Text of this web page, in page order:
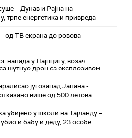
– Дунав и Рајна на
трпе енергетика и привреда
од ТВ екрана до ровова
напада у Лајпцигу, возач
шутнуо дрон са експлозивом
југозапад Јапана -
више од 500 летова
убијено у школи на Тајланду –
и бабу и деду, 23 особе